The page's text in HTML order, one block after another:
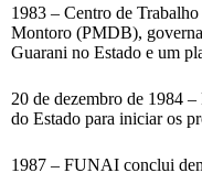
1983 – Centro de
Montoro (PMDB),
Guarani no Estado e um
20 de dezembro de 1984
do Estado para iniciar os
1987 – FUNAI conclui